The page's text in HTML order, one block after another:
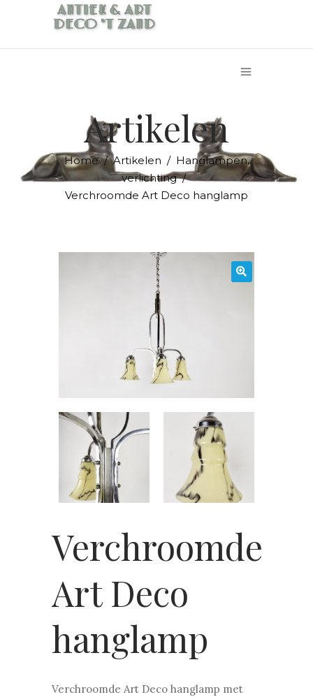
Artikelen
Home/Artikelen / Hanglampen,
verlichting/
Verchroomde Art Deco hanglamp
Verchroomde
Art Deco
hanglamp
Verchroomde Art Deco hanglamp met